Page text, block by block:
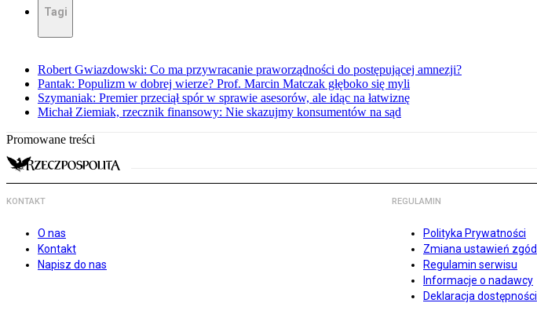
Tagi
Robert Gwiazdowski: Co ma przywracanie praworządności do postępującej amnezji?
Pantak: Populizm w dobrej wierze? Prof. Marcin Matczak głęboko się myli
Szymaniak: Premier przeciął spór w sprawie asesorów, ale idąc na łatwiznę
Michał Ziemiak, rzecznik finansowy: Nie skazujmy konsumentów na sąd
Promowane treści
KONTAKT
O nas
Kontakt
Napisz do nas
REGULAMIN
Polityka Prywatności
Zmiana ustawień zgód
Regulamin serwisu
Informacje o nadawcy
Deklaracja dostępności